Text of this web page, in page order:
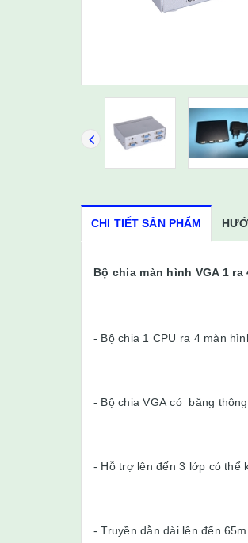
CHI TIẾT SẢN PHẨM
Bộ chia màn hình VGA 1 ra
- Bộ chia 1 CPU ra 4 màn
- Bộ chia VGA có băng
- Hỗ trợ lên đến 3 lớp có thể
- Truyền dẫn dài lên đến